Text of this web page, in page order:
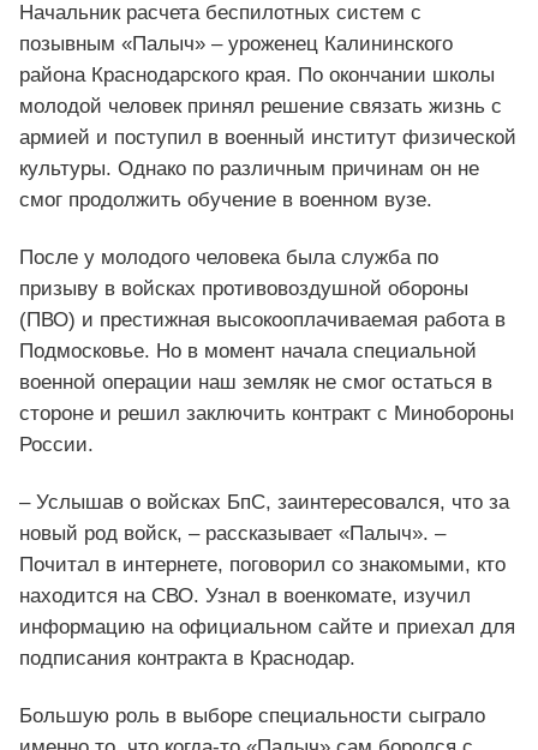
Начальник расчета беспилотных систем с
позывным «Палыч» – уроженец Калининского
района Краснодарского края. По окончании школы
молодой человек принял решение связать жизнь с
армией и поступил в военный институт физической
культуры. Однако по различным причинам он не
смог продолжить обучение в военном вузе.
После у молодого человека была служба по
призыву в войсках противовоздушной обороны
(ПВО) и престижная высокооплачиваемая работа в
Подмосковье. Но в момент начала специальной
военной операции наш земляк не смог остаться в
стороне и решил заключить контракт с Минобороны
России.
– Услышав о войсках БпС, заинтересовался, что за
новый род войск, – рассказывает «Палыч». –
Почитал в интернете, поговорил со знакомыми, кто
находится на СВО. Узнал в военкомате, изучил
информацию на официальном сайте и приехал для
подписания контракта в Краснодар.
Большую роль в выборе специальности сыграло